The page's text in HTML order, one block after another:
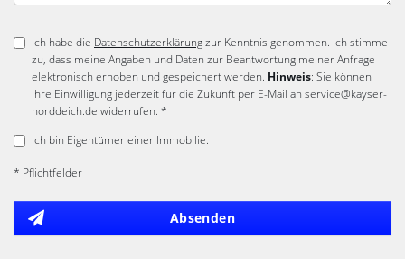
Ich habe die Datenschutzerklärungzur Kenntnis genommen. Ich stimme
zu, dass meine Angaben und Daten zur Beantwortung meiner Anfrage
elektronisch erhoben und gespeichert werden. Hinweis: Sie können
Ihre Einwilligung jederzeit für die Zukunft per E-Mail an service@kayser-
norddeich.de widerrufen. *
Ich bin Eigentümer einer Immobilie.
* Pflichtfelder
Absenden